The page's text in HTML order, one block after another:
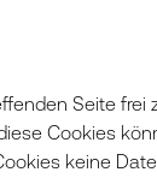
Seite
Cookies
keine